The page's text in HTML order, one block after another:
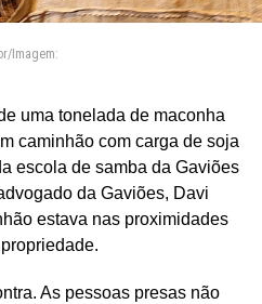
Imagem:
uma tonelada de maconha
caminhão com carga de soja
escola de samba da Gaviões
da Gaviões, Davi
estava nas proximidades
As pessoas presas não